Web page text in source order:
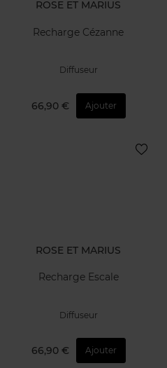
ROSE ET MARIUS
Recharge Cézanne
Diffuseur
66,90 € Ajouter
ROSE ET MARIUS
Recharge Escale
Diffuseur
66,90 € Ajouter